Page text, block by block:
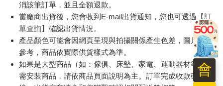
消該筆訂單，並且全額退款。
當廠商出貨後，您會收到E-mail出貨通知，您也可透過【訂
單查詢】確認出貨情況。
產品顏色可能會因網頁呈現與拍攝關係產生色差，圖片僅供
參考，商品依實際供貨樣式為準。
如果是大型商品（如：傢俱、床墊、家電、運動器材等）及
需安裝商品，請依商品頁面說明為主。訂單完成收款確認
會